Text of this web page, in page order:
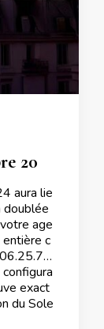
aura lie
doublée
age
entière c
exact
du Sole